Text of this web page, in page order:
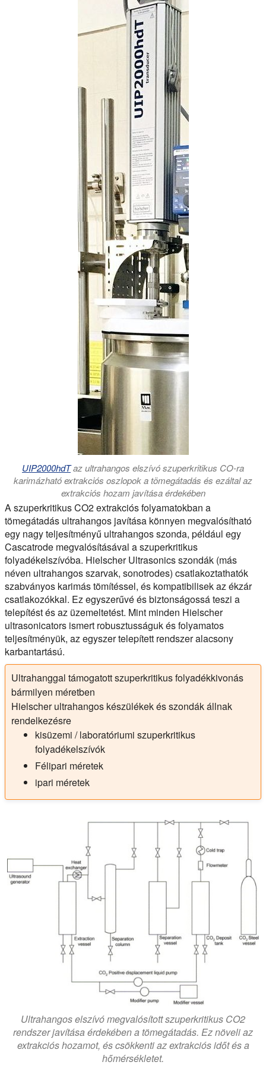
UIP2000hdTaz ultrahangos elszívó szuperkritikus CO-ra
karimázhatóextrakciós oszlopok a tömegátadás és ezáltal az
extrakciós hozam javítása érdekében
A szuperkritikus CO2 extrakciós folyamatokban a
tömegátadás ultrahangos javítása könnyen megvalósítható
egy nagy teljesítményű ultrahangos szonda, például egy
Cascatrode megvalósításával a szuperkritikus
folyadékelszívóba. Hielscher Ultrasonics szondák (más
néven ultrahangos szarvak, sonotrodes) csatlakoztathatók
szabványos karimás tömítéssel, és kompatibilisek az ékzár
csatlakozókkal. Ez egyszerűvé és biztonságossá teszi a
telepítést és az üzemeltetést. Mint minden Hielscher
ultrasonicators ismert robusztusságuk és folyamatos
teljesítményük, az egyszer telepített rendszer alacsony
karbantartású.
Ultrahanggal támogatott szuperkritikus folyadékkivonás
bármilyen méretben
Hielscher ultrahangos készülékek és szondák állnak
rendelkezésre
kisüzemi / laboratóriumi szuperkritikus
folyadékelszívók
Félipari méretek
ipari méretek
Ultrahangos elszívó megvalósított szuperkritikus CO2
rendszer javítása érdekében a tömegátadás. Ez növeli az
extrakciós hozamot, és csökkenti az extrakciós időt és a
hőmérsékletet.